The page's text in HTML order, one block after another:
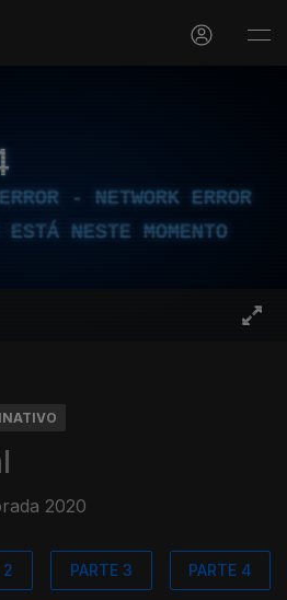
- NETWORK ERROR
ESTÁ NESTE MOMENTO
2020
2 PARTE 3 PARTE 4